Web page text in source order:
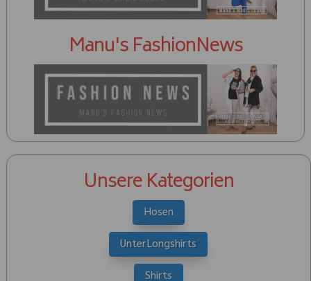
Manu's FashionNews
Unsere Kategorien
Hosen
UnterLongshirts
Shirts